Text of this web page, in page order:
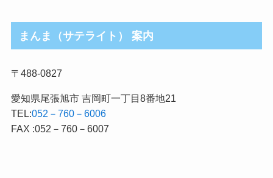
まんま（サテライト） 案内
〒488-0827
愛知県尾張旭市 吉岡町一丁目8番地21
TEL:052－760－6006
FAX :052－760－6007